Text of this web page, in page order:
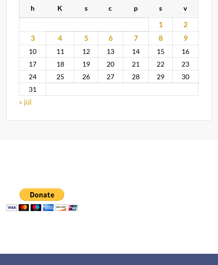
h K s c p s v
1
2
3
4 5 6 7 8 9
10 11 12 13 14 15
16
17
18 19 20 21 22
23
24
25 26 27 28 29
30
31
« júl